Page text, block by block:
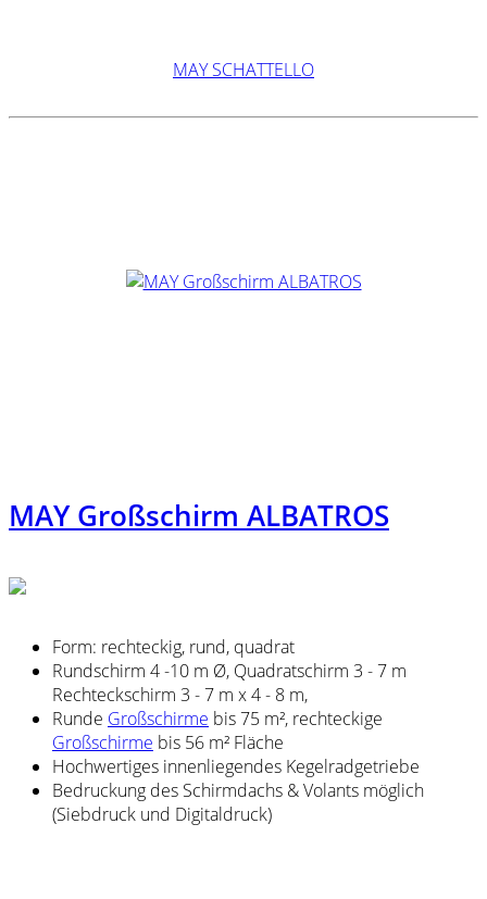
MAY SCHATTELLO
MAY Großschirm ALBATROS
Form: rechteckig, rund, quadrat
Rundschirm 4 -10 m Ø, Quadratschirm 3 - 7 m
Rechteckschirm 3 - 7 m x 4 - 8 m,
Runde Großschirme bis 75 m², rechteckige
Großschirme bis 56 m² Fläche
Hochwertiges innenliegendes Kegelradgetriebe
Bedruckung des Schirmdachs & Volants möglich
(Siebdruck und Digitaldruck)